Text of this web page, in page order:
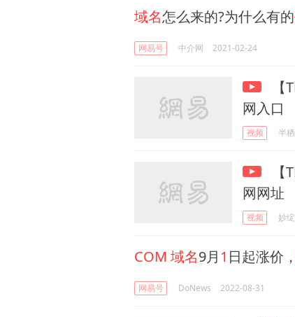
域名怎么来的?为什么有的
网易号 中介网 2021-02-24
【
网入口
视频 半
【
网网址
视频 妙
COM 域名9月 1 日起涨价，
网易号 DoNews 2022-08-31